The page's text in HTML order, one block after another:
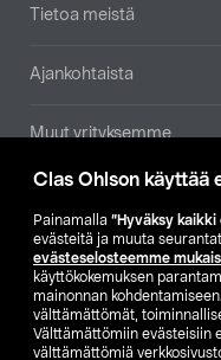
Clas Ohlson käyttää
Painamalla ”Hyväksy kaikki
evästeitä ja muuta
evästeselosteemme
käyttökokemuksen
mainonnan
välttämättömät,
Välttämättömiin evästeisiin
välttämättömiä
Tietoa meistä
Ajankohtaista
Muut yrityksemme